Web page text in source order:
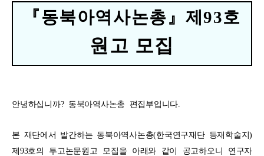
『동북아역사논총』 제93호
원고 모집
안녕하십니까? 동북아역사논총 편집부입니다.
본 재단에서 발간하는 동북아역사논총(한국연구재단 등재학술지)
제 93호의 투고논문원고 모집을 아래와 같이 공고하오니 연구자